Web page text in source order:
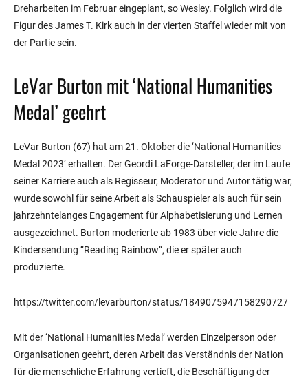
Dreharbeiten im Februar eingeplant, so Wesley. Folglich wird die
Figur des James T. Kirk auch in der vierten Staffel wieder mit von
der Partie sein.
LeVar Burton mit ‘National Humanities
Medal’ geehrt
LeVar Burton (67) hat am 21. Oktober die ‘National Humanities
Medal 2023’ erhalten. Der Geordi LaForge-Darsteller, der im Laufe
seiner Karriere auch als Regisseur, Moderator und Autor tätig war,
wurde sowohl für seine Arbeit als Schauspieler als auch für sein
jahrzehntelanges Engagement für Alphabetisierung und Lernen
ausgezeichnet. Burton moderierte ab 1983 über viele Jahre die
Kindersendung “Reading Rainbow”, die er später auch
produzierte.
https://twitter.com/levarburton/status/1849075947158290727
Mit der ‘National Humanities Medal’ werden Einzelperson oder
Organisationen geehrt, deren Arbeit das Verständnis der Nation
für die menschliche Erfahrung vertieft, die Beschäftigung der